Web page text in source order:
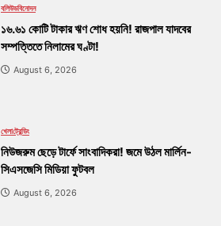
বলিউডবিনোদন
১৬.৬১ কোটি টাকার ঋণ শোধ হয়নি! রাজপাল যাদবের
সম্পত্তিতে নিলামের ঘণ্টা!
August 6, 2026
খেলাট্রেন্ডিং
নিউজরুম ছেড়ে টার্ফে সাংবাদিকরা! জমে উঠল মার্লিন-
সিএসজেসি মিডিয়া ফুটবল
August 6, 2026